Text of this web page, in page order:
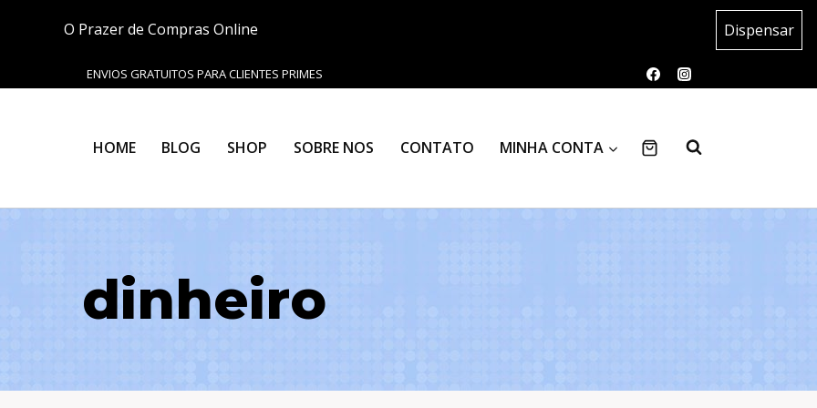
O Prazer de Compras Online Dispensar
ENVIOS GRATUITOS PARA CLIENTES PRIMES
HOME BLOG SHOP SOBRE NOS CONTATO MINHA CONTA
dinheiro